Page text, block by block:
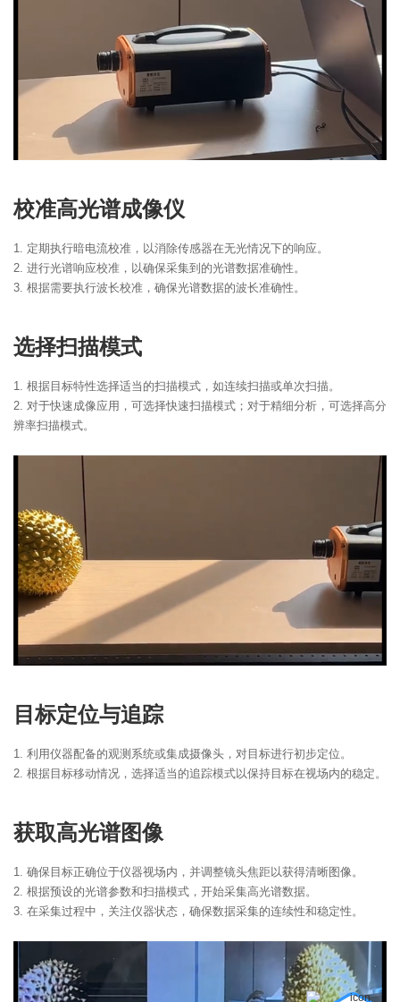
校准高光谱成像仪
1. 定期执行暗电流校准，以消除传感器在无光情况下的响应。
2. 进行光谱响应校准，以确保采集到的光谱数据准确性。
3. 根据需要执行波长校准，确保光谱数据的波长准确性。
选择扫描模式
1. 根据目标特性选择适当的扫描模式，如连续扫描或单次扫描。
2. 对于快速成像应用，可选择快速扫描模式；对于精细分析，可选择高分
辨率扫描模式。
目标定位与追踪
1. 利用仪器配备的观测系统或集成摄像头，对目标进行初步定位。
2. 根据目标移动情况，选择适当的追踪模式以保持目标在视场内的稳定。
获取高光谱图像
1. 确保目标正确位于仪器视场内，并调整镜头焦距以获得清晰图像。
2. 根据预设的光谱参数和扫描模式，开始采集高光谱数据。
3. 在采集过程中，关注仪器状态，确保数据采集的连续性和稳定性。